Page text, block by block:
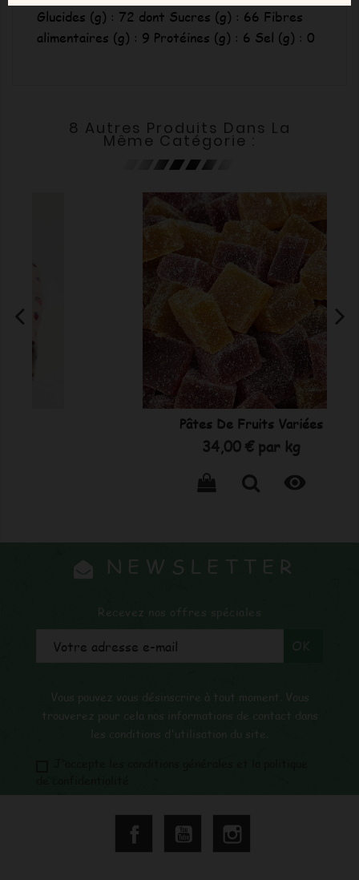
Glucides (g) : 72 dont Sucres (g) : 66 Fibres
alimentaires (g) : 9 Protéines (g) : 6 Sel (g) : 0
8 Autres Produits Dans La
Même Catégorie :
Pâtes De Fruits Variées
par kg

NEWSLETTER
Recevez nos offres spéciales
Vous pouvez vous désinscrire à tout moment. Vous
trouverez pour cela nos informations de contact dans
les conditions d'utilisation du site.
Facebook YouTube